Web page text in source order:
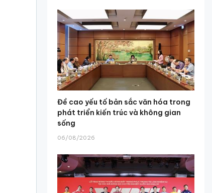
Đề cao yếu tố bản sắc văn hóa trong
phát triển kiến trúc và không gian
sống
06/08/2026